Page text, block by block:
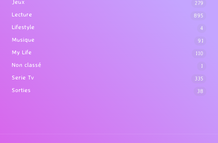
Jeux 279
Lecture 895
Lifestyle 4
Musique 91
My Life 110
Non classé 1
Serie Tv 335
Sorties 38